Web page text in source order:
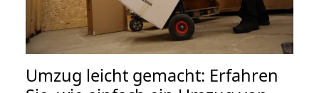
Umzug leicht gemacht: Erfahren